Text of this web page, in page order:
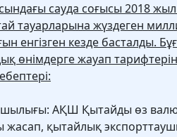
сауда соғысы 2018
тауарларына жүздеген
енгізген кезде басталды.
өнімдерге жауап тарифтерін
АҚШ Қытайды өз
қытайлық